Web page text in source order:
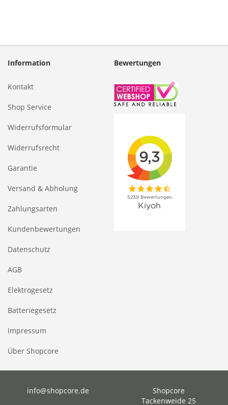
Information
Kontakt
Shop Service
Widerrufsformular
Widerrufsrecht
Garantie
Versand & Abholung
Zahlungsarten
Kundenbewertungen
Datenschutz
AGB
Elektrogesetz
Batteriegesetz
Impressum
Über Shopcore
Bewertungen
info@shopcore.de
Shopcore
Tackenweide 25